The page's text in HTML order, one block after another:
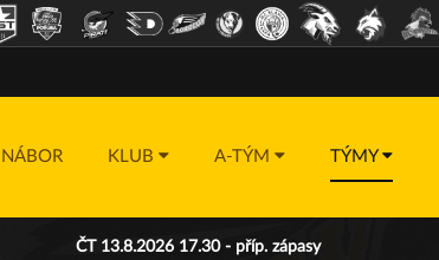
NÁBOR KLUB A-TÝM TÝMY
ČT 13.8.2026 17.30 - příp. zápasy